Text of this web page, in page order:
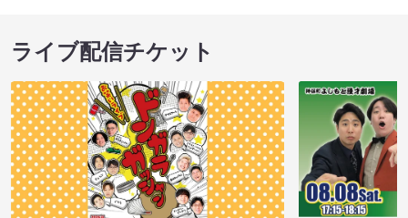
ライブ配信チケット